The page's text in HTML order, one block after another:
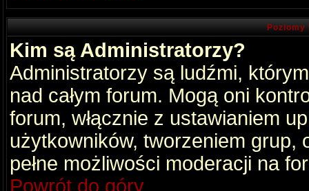
Kim są Administratorzy?
Administratorzy są ludźmi,
nad całym forum. Mogą oni
forum, włącznie z ustawianiem
użytkowników, tworzeniem grup,
pełne możliwości moderacji na
Powrót do góry